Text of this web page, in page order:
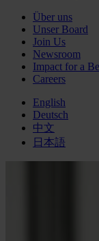
Über uns
Unser Board
Join Us
Newsroom
Impact for a
Careers
English
Deutsch
中文
日本語